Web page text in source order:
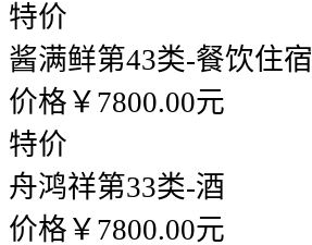
特价
酱满鲜第43类-餐饮住宿
价格￥7800.00元
特价
舟鸿祥第33类-酒
价格￥7800.00元